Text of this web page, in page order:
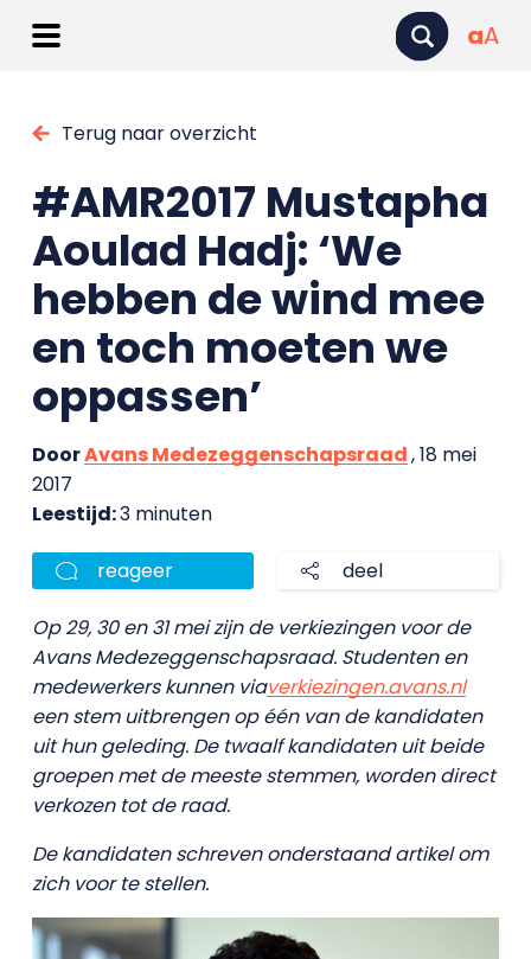
aA
Terug naar overzicht
#AMR2017 Mustapha
Aoulad Hadj: ‘We
hebben de wind mee
en toch moeten we
oppassen’
DoorAvans Medezeggenschapsraad, 18 mei
2017
Leestijd:3 minuten
reageer deel
Op 29, 30 en 31 mei zijn de verkiezingen voor de
Avans Medezeggenschapsraad. Studenten en
medewerkers kunnen viaverkiezingen.avans.nl
een stem uitbrengen op één van de kandidaten
uit hun geleding. De twaalf kandidaten uit beide
groepen met de meeste stemmen, worden direct
verkozen tot de raad.
De kandidaten schreven onderstaand artikel om
zich voor te stellen.